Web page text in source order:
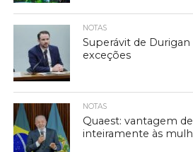
NOTAS
Superávit de
exceções
NOTAS
Quaest: vantagem
inteiramente às